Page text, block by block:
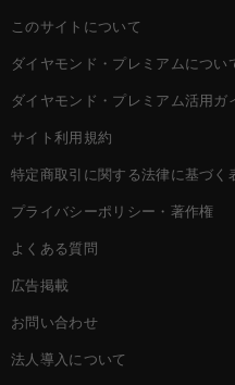
このサイトについて
ダイヤモンド・プレミアムについ
ダイヤモンド・プレミアム活用ガ
サイト利用規約
特定商取引に関する法律に基づく
プライバシーポリシー・著作権
よくある質問
広告掲載
お問い合わせ
法人導入について